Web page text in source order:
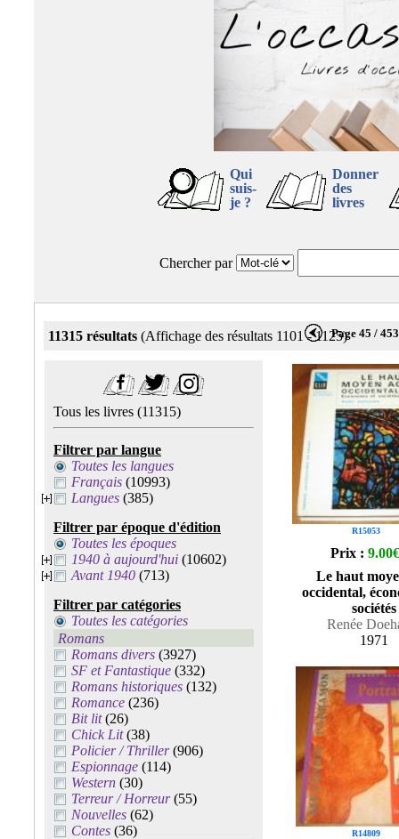
Qui
suis-
je ?
Donner
des
livres
Chercher par
11315 résultats (Affichage des résultats 1101 - 1125)Page 45 / 453
Tous les livres (11315)
Filtrer par langue
Toutes les langues
Français (10993)
Langues (385)
Filtrer par époque d'édition
Toutes les époques
1940 à aujourd'hui (10602)
Avant 1940 (713)
Filtrer par catégories
Toutes les catégories
Romans
Romans divers (3927)
SF et Fantastique (332)
Romans historiques (132)
Romance (236)
Bit lit(26)
Chick Lit(38)
Policier / Thriller(906)
Espionnage (114)
Western (30)
Terreur / Horreur(55)
Nouvelles (62)
Contes (36)
R15053
Prix : 9.00€
Le haut
occidental,
sociétés
Renée
1971
R14809